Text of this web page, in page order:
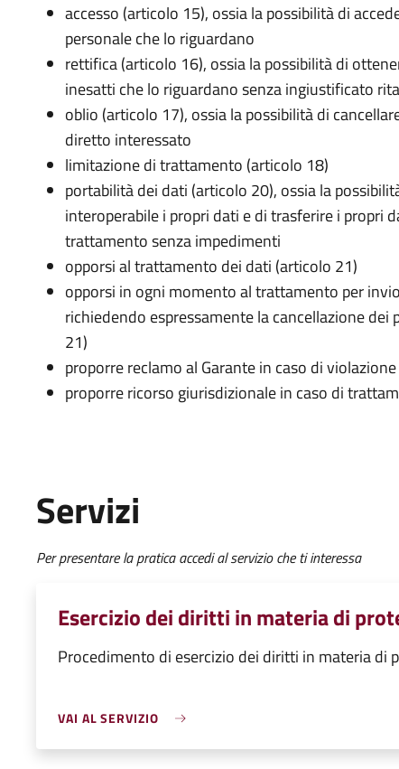
accesso (articolo 15), ossia la possibilità di
personale che lo riguardano
rettifica (articolo 16), ossia la possibilità di
inesatti che lo riguardano senza ingiustificato
oblio (articolo 17), ossia la possibilità di
diretto interessato
limitazione di trattamento (articolo 18)
portabilità dei dati (articolo 20), ossia la
interoperabile i propri dati e di trasferire i propri
trattamento senza impedimenti
opporsi al trattamento dei dati (articolo 21)
opporsi in ogni momento al trattamento per
richiedendo espressamente la cancellazione
21)
proporre reclamo al Garante in caso di
proporre ricorso giurisdizionale in caso di
Servizi
Per presentare la pratica accedi al servizio che ti interessa
Esercizio dei diritti in materia di
Procedimento di esercizio dei diritti in materia di
VAI AL SERVIZIO